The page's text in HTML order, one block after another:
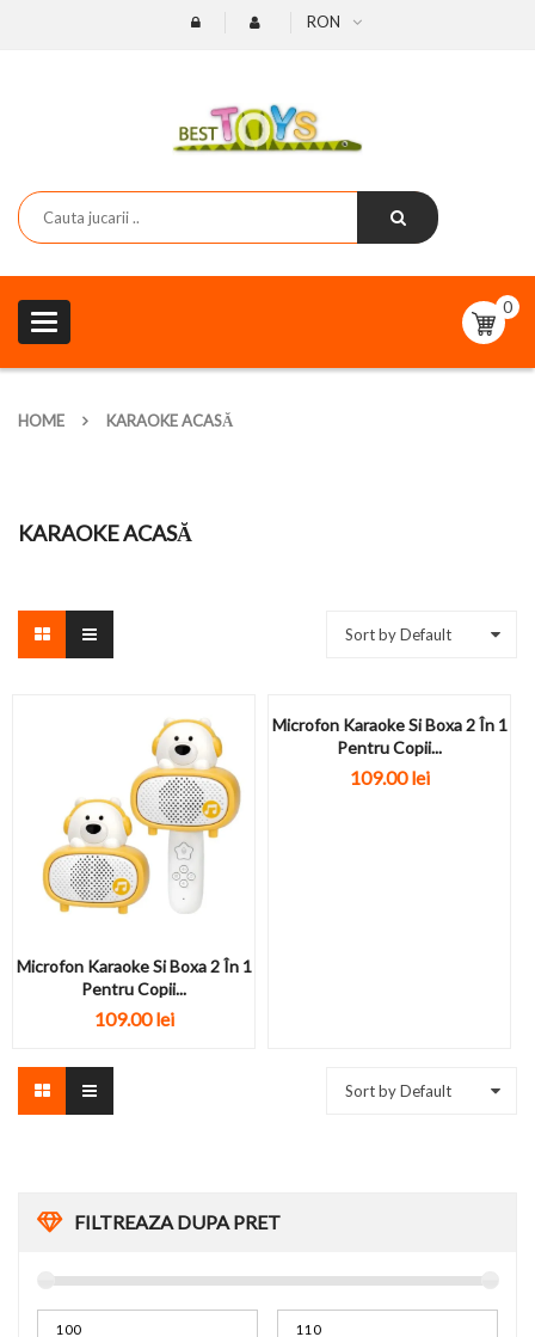
RON
Toggle
navigation
0
HOME KARAOKE ACASĂ
FILTREAZA DUPA PRET
KARAOKE ACASĂ
Sort by Default
Microfon Karaoke Si Boxa 2 În 1
Pentru Copii...
109.00lei
Microfon Karaoke Si Boxa 2 În 1
Pentru Copii...
109.00lei
Sort by Default